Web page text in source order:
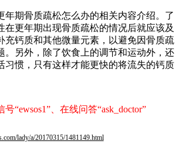
年期骨质疏松怎么办的相关内容介绍。了
在更年期出现骨质疏松的情况后就应该及
充钙质和其他微量元素，以避免因骨质疏
。另外，除了饮食上的调节和运动外，还
习惯，只有这样才能更快的将流失的钙质
“ewsos1”、在线问答“ask_doctor”
lady/a/20170315/1481149.html